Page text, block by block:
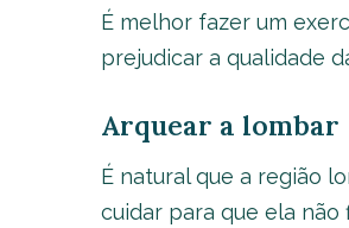
É melhor fazer um
prejudicar a qualidade
Arquear a lombar
É natural que a região
cuidar para que ela